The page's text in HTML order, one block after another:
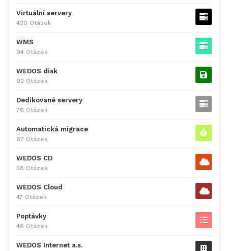
Virtuální servery
420 Otázek
WMS
94 Otázek
WEDOS disk
92 Otázek
Dedikované servery
76 Otázek
Automatická migrace
67 Otázek
WEDOS CD
58 Otázek
WEDOS Cloud
47 Otázek
Poptávky
46 Otázek
WEDOS Internet a.s.